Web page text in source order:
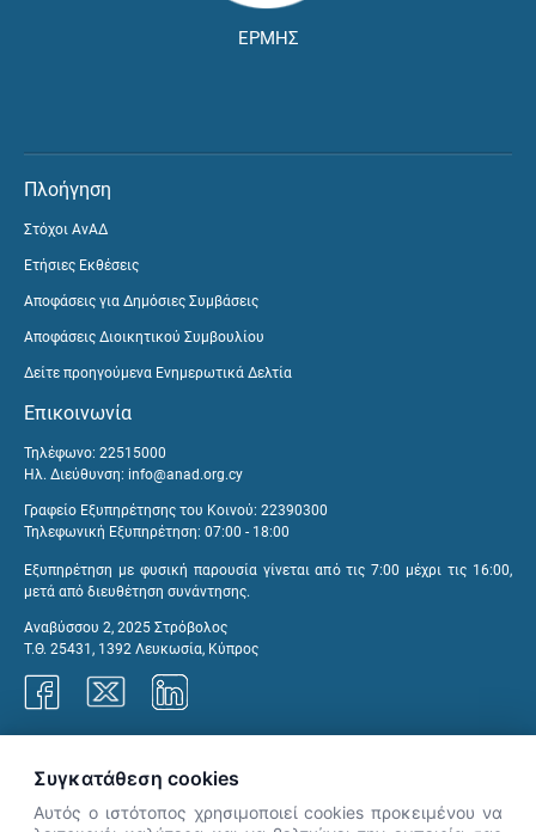
ΕΡΜΗΣ
Πλοήγηση
Στόχοι ΑνΑΔ
Ετήσιες Εκθέσεις
Αποφάσεις για Δημόσιες Συμβάσεις
Αποφάσεις Διοικητικού Συμβουλίου
Δείτε προηγούμενα Ενημερωτικά Δελτία
Επικοινωνία
Τηλέφωνο: 22515000
Ηλ. Διεύθυνση: info@anad.org.cy
Γραφείο Εξυπηρέτησης του Κοινού: 22390300
Τηλεφωνική Εξυπηρέτηση: 07:00 - 18:00
Εξυπηρέτηση με φυσική παρουσία γίνεται από τις 7:00 μέχρι τις 16:00,
μετά από διευθέτηση συνάντησης.
Αναβύσσου 2, 2025 Στρόβολος
Τ.Θ. 25431, 1392 Λευκωσία, Κύπρος
Συγκατάθεση cookies
Αυτός ο ιστότοπος χρησιμοποιεί cookies προκειμένου να